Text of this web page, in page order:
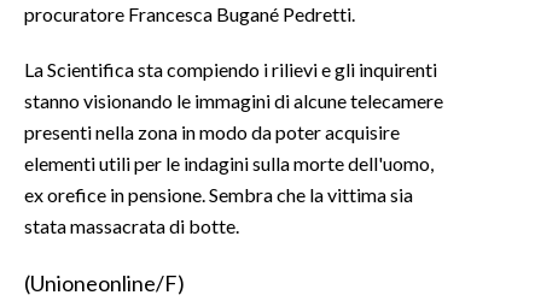
NOTIZIE
3 MINUTI CON
INSULARITÀ
INFO AZIENDE
procuratore Francesca Bugané Pedretti.
La Scientifica sta compiendo i rilievi e gli inquirenti
stanno visionando le immagini di alcune telecamere
presenti nella zona in modo da poter acquisire
elementi utili per le indagini sulla morte dell'uomo,
ex orefice in pensione. Sembra che la vittima sia
stata massacrata di botte.
(Unioneonline/F)